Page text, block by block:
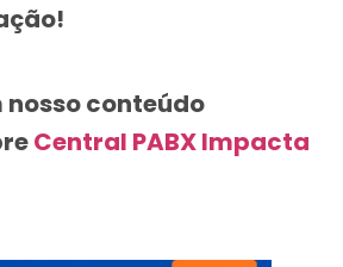
conteúdo
Central PABX Impacta